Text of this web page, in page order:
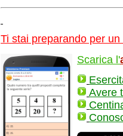
Ti stai preparando per
Scarica l'
Avere